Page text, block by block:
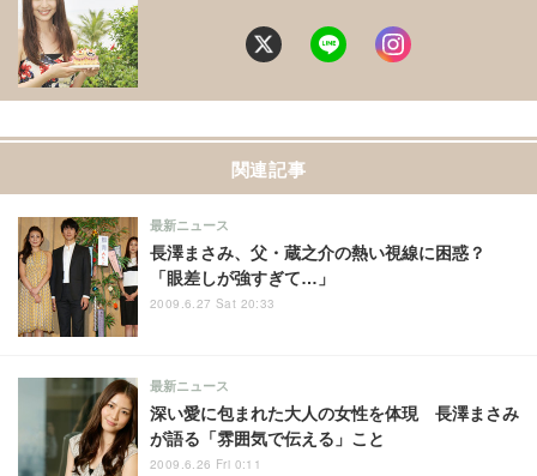
関連記事
長澤まさみ、父・蔵之介の熱い視線に困惑？
「眼差しが強すぎて…」
最新ニュース
2009.6.27 Sat 20:33
深い愛に包まれた大人の女性を体現 長澤まさみ
が語る「雰囲気で伝える」こと
最新ニュース
2009.6.26 Fri 0:11